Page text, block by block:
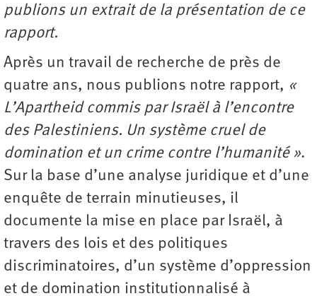
publions un extrait de la présentation de ce
rapport.
Après un travail de recherche de près de
quatre ans, nous publions notre rapport, «
L’Apartheid commis par Israël à l’encontre
des Palestiniens. Un système cruel de
domination et un crime contre l’humanité ».
Sur la base d’une analyse juridique et d’une
enquête de terrain minutieuses, il
documente la mise en place par Israël, à
travers des lois et des politiques
discriminatoires, d’un système d’oppression
et de domination institutionnalisé à